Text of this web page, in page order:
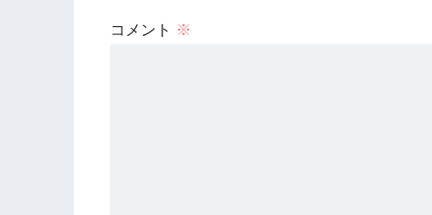
コメント ※